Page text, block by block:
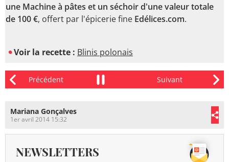
une Machine à pâtes et un séchoir d'une valeur totale
de 100 €, offert par l'épicerie fine Edélices.com.
Voir la recette : Blinis polonais
Mariana Gonçalves
1er avril 2014 15:32
NEWSLETTERS